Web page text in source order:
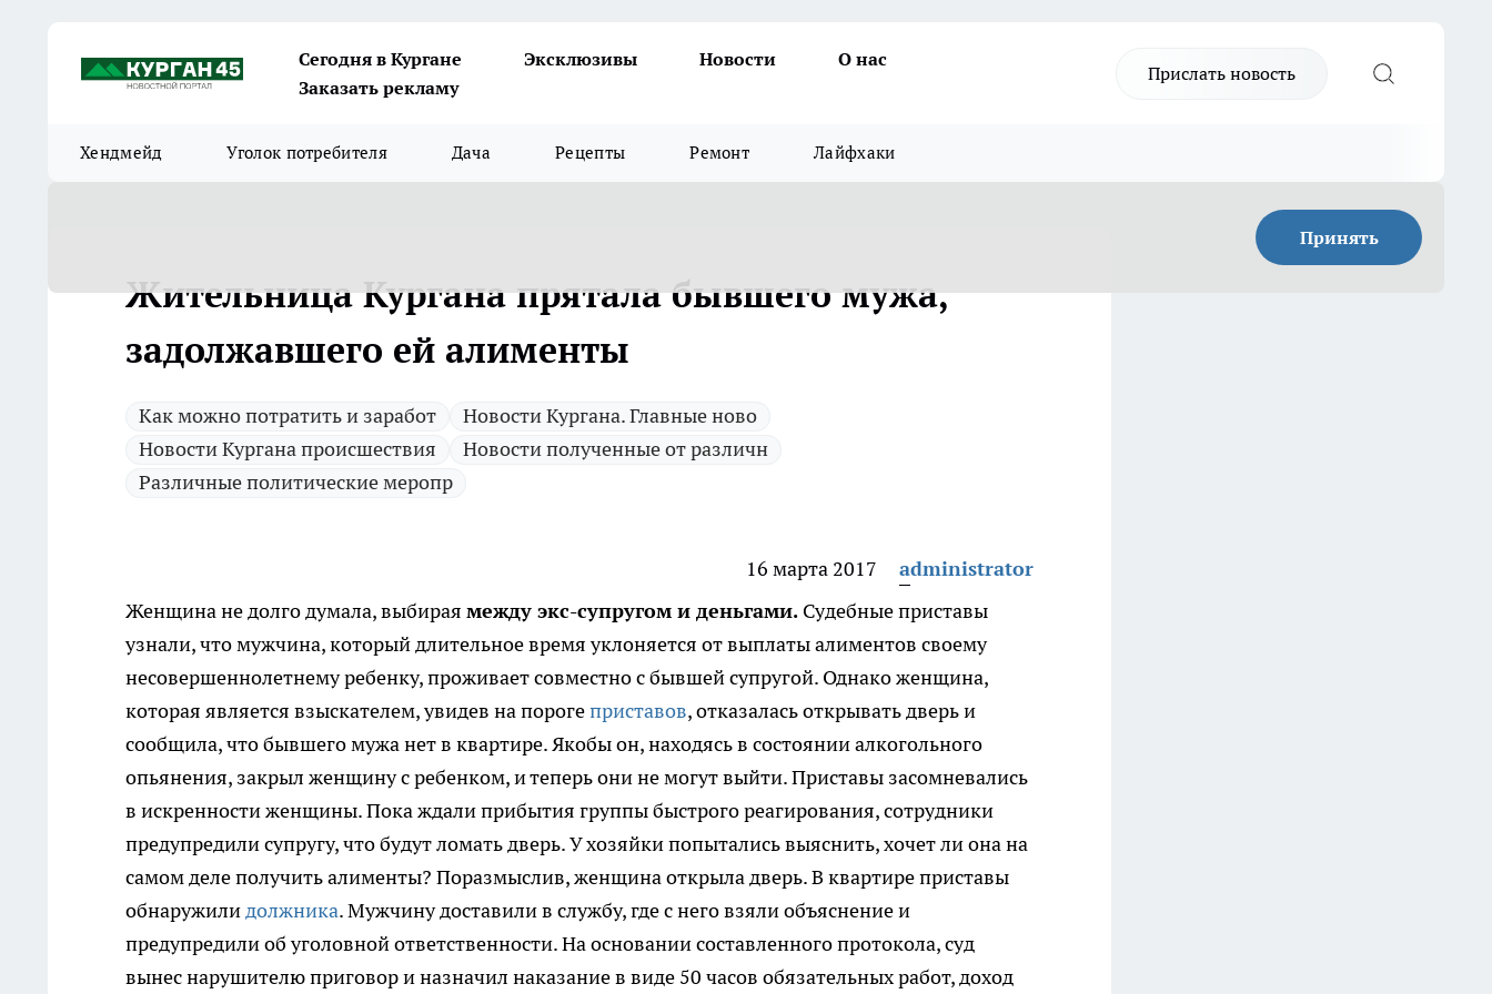
Сегодня в Кургане Эксклюзивы Новости
О нас
Заказать рекламу
Прислать новость
Хендмейд Уголок потребителя Дача Рецепты Ремонт Лайфхаки
Принять
Жительница Кургана прятала бывшего мужа,
задолжавшего ей алименты
Как можно потратить и заработ
Новости Кургана. Главные ново
Новости Кургана происшествия
Новости полученные от различн
Различные политические меропр
16 марта 2017
administrator
Женщина не долго думала, выбирая между экс-супругом и деньгами. Судебные приставы
узнали, что мужчина, который длительное время уклоняется от выплаты алиментов своему
несовершеннолетнему ребенку, проживает совместно с бывшей супругой. Однако женщина,
которая является взыскателем, увидев на порогеприставов, отказалась открывать дверь и
сообщила, что бывшего мужа нет в квартире. Якобы он, находясь в состоянии алкогольного
опьянения, закрыл женщину с ребенком, и теперь они не могут выйти. Приставы засомневались
в искренности женщины. Пока ждали прибытия группы быстрого реагирования, сотрудники
предупредили супругу, что будут ломать дверь. У хозяйки попытались выяснить, хочет ли она на
самом деле получить алименты? Поразмыслив, женщина открыла дверь. В квартире приставы
обнаружилидолжника. Мужчину доставили в службу, где с него взяли объяснение и
предупредили об уголовной ответственности. На основании составленного протокола, суд
вынес нарушителю приговор и назначил наказание в виде 50 часов обязательных работ, доход